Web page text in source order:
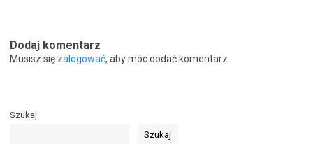
Dodaj komentarz
Musisz się zalogować, aby móc dodać komentarz.
Szukaj
Szukaj